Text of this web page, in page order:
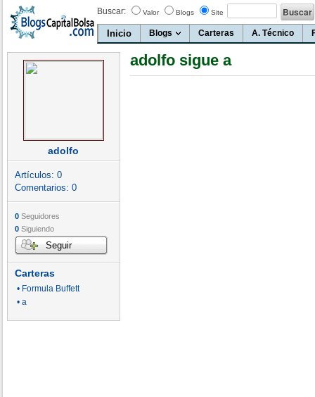
Buscar: Valor Blogs Site
Inicio Blogs Carteras A. Técnico
adolfo
Artículos: 0
Comentarios: 0
0 Seguidores
0 Siguiendo
Seguir
Carteras
• Formula Buffett
• a
adolfo sigue a